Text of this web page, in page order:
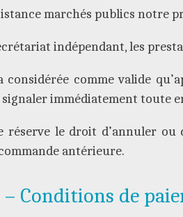
marchés publics notre
indépendant, les
considérée comme valide
signaler immédiatement toute
réserve le droit d’annuler
antérieure.
– Conditions de